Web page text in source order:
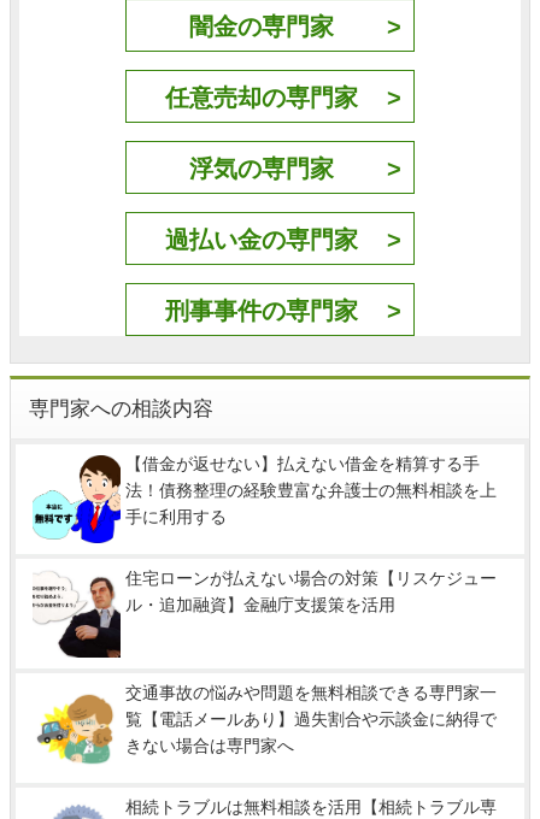
闇金の専門家
任意売却の専門家
浮気の専門家
過払い金の専門家
刑事事件の専門家
専門家への相談内容
【借金が返せない】払えない借金を精算する手
法！債務整理の経験豊富な弁護士の無料相談を上
手に利用する
住宅ローンが払えない場合の対策【リスケジュー
ル・追加融資】金融庁支援策を活用
交通事故の悩みや問題を無料相談できる専門家一
覧【電話メールあり】過失割合や示談金に納得で
きない場合は専門家へ
相続トラブルは無料相談を活用【相続トラブル専